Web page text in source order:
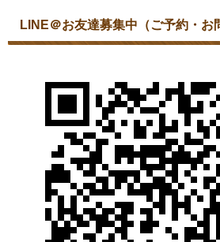
LINE＠お友達募集中（ご予約・お